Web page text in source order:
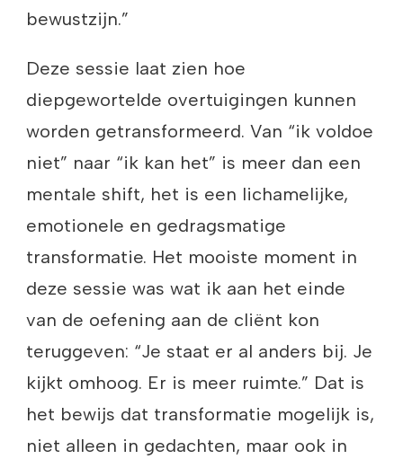
bewustzijn.”
Deze sessie laat zien hoe
diepgewortelde overtuigingen kunnen
worden getransformeerd. Van “ik voldoe
niet” naar “ik kan het” is meer dan een
mentale shift, het is een lichamelijke,
emotionele en gedragsmatige
transformatie. Het mooiste moment in
deze sessie was wat ik aan het einde
van de oefening aan de cliënt kon
teruggeven: “Je staat er al anders bij. Je
kijkt omhoog. Er is meer ruimte.” Dat is
het bewijs dat transformatie mogelijk is,
niet alleen in gedachten, maar ook in